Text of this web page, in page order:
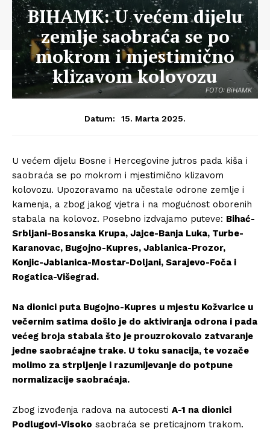
FOTO: BiHAMK
BIHAMK: U većem dijelu
zemlje saobraća se po
mokrom i mjestimično
klizavom kolovozu
Datum: 15. Marta 2025.
U većem dijelu Bosne i Hercegovine jutros pada kiša i
saobraća se po mokrom i mjestimično klizavom
kolovozu. Upozoravamo na učestale odrone zemlje i
kamenja, a zbog jakog vjetra i na mogućnost oborenih
stabala na kolovoz. Posebno izdvajamo puteve: Bihać-
Srbljani-Bosanska Krupa, Jajce-Banja Luka, Turbe-
Karanovac, Bugojno-Kupres, Jablanica-Prozor,
Konjic-Jablanica-Mostar-Doljani, Sarajevo-Foča i
Rogatica-Višegrad.
Na dionici puta Bugojno-Kupres u mjestu Kožvarice u
večernim satima došlo je do aktiviranja odrona i pada
većeg broja stabala što je prouzrokovalo zatvaranje
jedne saobraćajne trake. U toku sanacija, te vozače
molimo za strpljenje i razumijevanje do potpune
normalizacije saobraćaja.
Zbog izvođenja radova na autocesti A-1 na dionici
Podlugovi-Visoko saobraća se preticajnom trakom.